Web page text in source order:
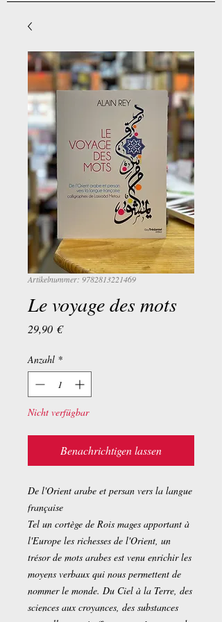
Artikelnummer: 9782813221469
Le voyage des mots
29,90 €Preis
Anzahl *
Nicht verfügbar
Benachrichtigen lassen
De l'Orient arabe et persan vers la langue
française
Tel un cortège de Rois mages apportant à
l'Europe les richesses de l'Orient, un
trésor de mots arabes est venu enrichir les
moyens verbaux qui nous permettent de
nommer le monde. Du Ciel à la Terre, des
sciences aux croyances, des substances